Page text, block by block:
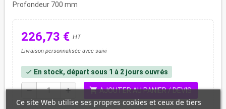
Profondeur 700 mm
226,73 € HT
Livraison personnalisée avec suivi
check En stock, départ sous 1 à 2 jours ouvrés
remove add shopping_cartAJOUTER AU PANIER / DEVIS
Ce site Web utilise ses propres cookies et ceux de tiers